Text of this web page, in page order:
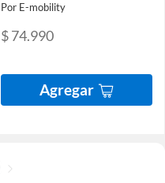
Por E-mobility
$ 74.990
Agregar